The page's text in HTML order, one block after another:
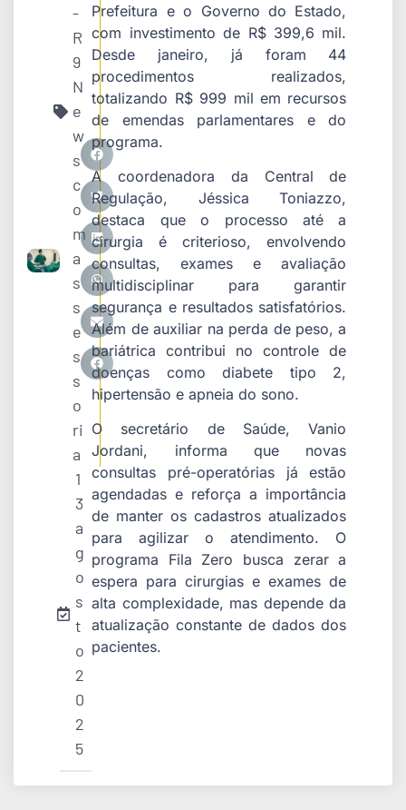
-
R
9
N
e
w
s
c
o
m
a
s
s
e
s
s
o
ri
a
1
3
a
g
o
s
t
o
2
0
2
5
Prefeitura e o Governo do Estado,
com investimento de R$ 399,6 mil.
Desde janeiro, já foram 44
procedimentos realizados,
totalizando R$ 999 mil em recursos
de emendas parlamentares e do
programa.
A coordenadora da Central de
Regulação, Jéssica Toniazzo,
destaca que o processo até a
cirurgia é criterioso, envolvendo
consultas, exames e avaliação
multidisciplinar para garantir
segurança e resultados satisfatórios.
Além de auxiliar na perda de peso, a
bariátrica contribui no controle de
doenças como diabete tipo 2,
hipertensão e apneia do sono.
O secretário de Saúde, Vanio
Jordani, informa que novas
consultas pré-operatórias já estão
agendadas e reforça a importância
de manter os cadastros atualizados
para agilizar o atendimento. O
programa Fila Zero busca zerar a
espera para cirurgias e exames de
alta complexidade, mas depende da
atualização constante de dados dos
pacientes.